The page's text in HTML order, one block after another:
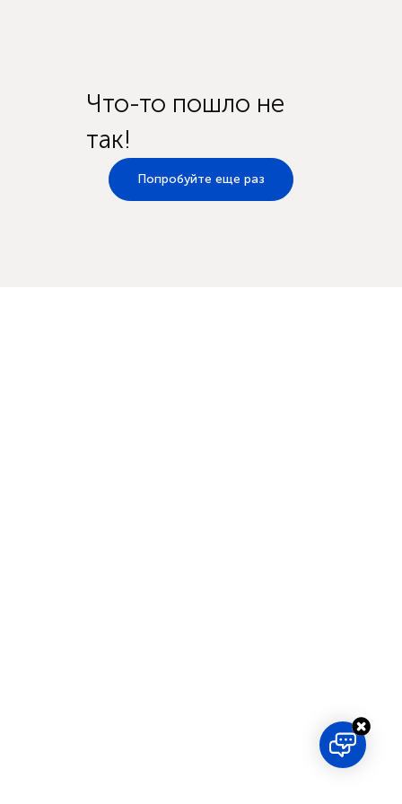
Что-то пошло не
так!
Попробуйте еще раз